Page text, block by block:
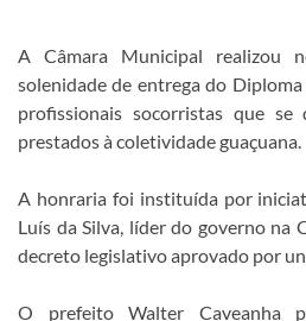
A Câmara Municipal realizou
solenidade de entrega do
profissionais socorristas que se
prestados à coletividade guaçuana.
A honraria foi instituída por
Luís da Silva, líder do governo na
decreto legislativo aprovado por
O prefeito Walter Caveanha